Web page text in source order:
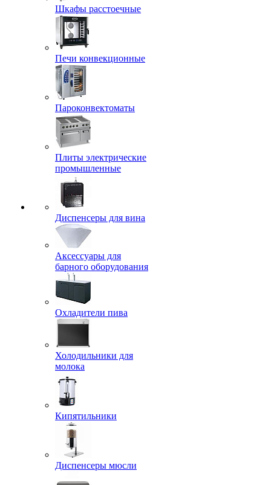
Шкафы расстоечные
Печи конвекционные
Пароконвектоматы
Плиты электрические
промышленные
Диспенсеры для вина
Аксессуары для
барного оборудования
Охладители пива
Холодильники для
молока
Кипятильники
Диспенсеры мюсли